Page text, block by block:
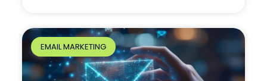
EMAIL MARKETING